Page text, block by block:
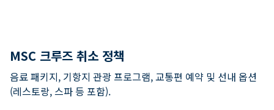
MSC 크루즈 취소 정책
음료 패키지, 기항지 관광 프로그램, 교통편 예약 및 선내 옵션
(레스토랑, 스파 등 포함).